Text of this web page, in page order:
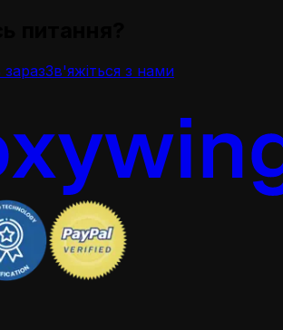
Зв'яжіться з нами